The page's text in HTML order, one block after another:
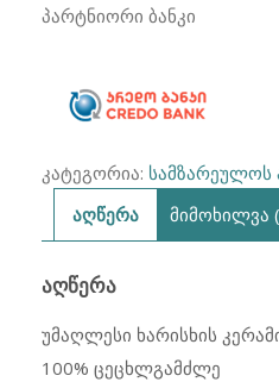
ნაკრები
პარტნიორი ბანკი
კატეგორია: სამზარეულოს
აღწერა
მიმოხილვა
ᲐᲦᲬᲔᲠᲐ
უმაღლესი ხარისხის
100% ცეცხლგამძლე